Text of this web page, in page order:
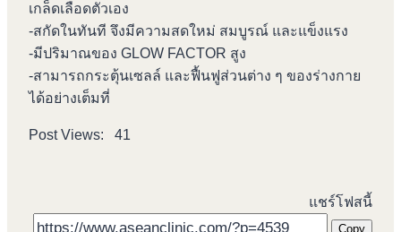
เกล็ดเลือดตัวเอง
-สกัดในทันที จึงมีความสดใหม่ สมบูรณ์ และแข็งแรง
-มีปริมาณของ GLOW FACTOR สูง
-สามารถกระตุ้นเซลล์ และฟื้นฟูส่วนต่าง ๆ ของร่างกาย
ได้อย่างเต็มที่
Post Views: 41
แชร์โฟสนี้
Copy